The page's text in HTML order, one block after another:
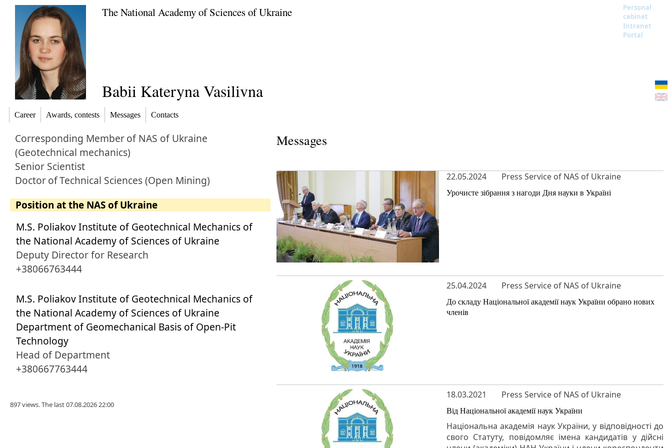
The National Academy of Sciences of Ukraine
Personal
cabinet
Intranet
Portal
Babіi Kateryna Vasilіvna
Career Awards, contests Messages Contacts
Corresponding Memberof NAS of Ukraine
(Geotechnical mechanics)
Senior Scientist
DoctorofTechnical Sciences (Open Mining)
Position at the NAS of Ukraine
M.S. Poliakov Institute of Geotechnical Mechanics of
the National Academy of Sciences of Ukraine
Deputy Director for Research
+38066763444
M.S. Poliakov Institute of Geotechnical Mechanics of
the National Academy of Sciences of Ukraine
Department of Geomechanical Basis of Open-Pit
Technology
Head of Department
+380667763444
897 views. The last 07.08.2026 22:00
Messages
22.05.2024 Press Service of NAS of Ukraine
Урочисте зібрання з нагоди Дня науки в Україні
25.04.2024 Press Service of NAS of Ukraine
До складу Національної академії наук України обрано нових
членів
18.03.2021 Press Service of NAS of Ukraine
Від Національної академії наук України
Національна академія наук України, у відповідності до
свого Статуту, повідомляє імена кандидатів у дійсні